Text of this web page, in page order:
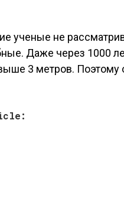
ученые не
Даже через 1000
3 метров. Поэтому